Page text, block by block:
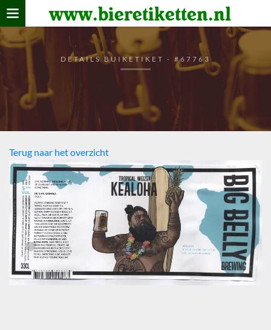
www.bieretiketten.nl
Home
verzamelen
De bierkaart
Bezoekers
DETAILS BUIKETIKET - #67763
Terug naar het overzicht